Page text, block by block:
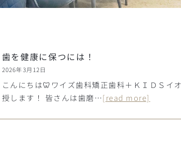
歯を健康に保つには！
2026年3月12日
こんにちは🦷ワイズ歯科矯正歯科＋ＫＩＤＳイ
授します！ 皆さんは歯磨…[read more]